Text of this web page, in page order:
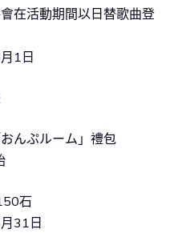
在活動期間以日替歌曲登
1日
んぷルーム」禮包
石
31日